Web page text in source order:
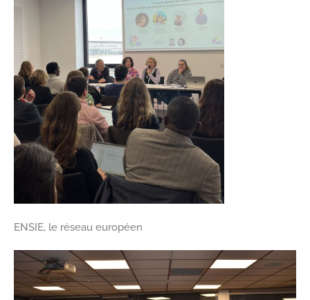
ENSIE, le réseau européen